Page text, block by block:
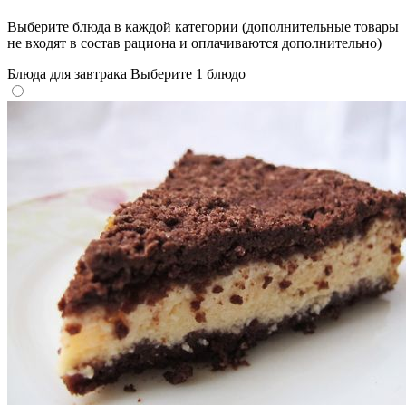
Выберите блюда в каждой категории (дополнительные товары
не входят в состав рациона и оплачиваются дополнительно)
Блюда для завтрака Выберите 1 блюдо